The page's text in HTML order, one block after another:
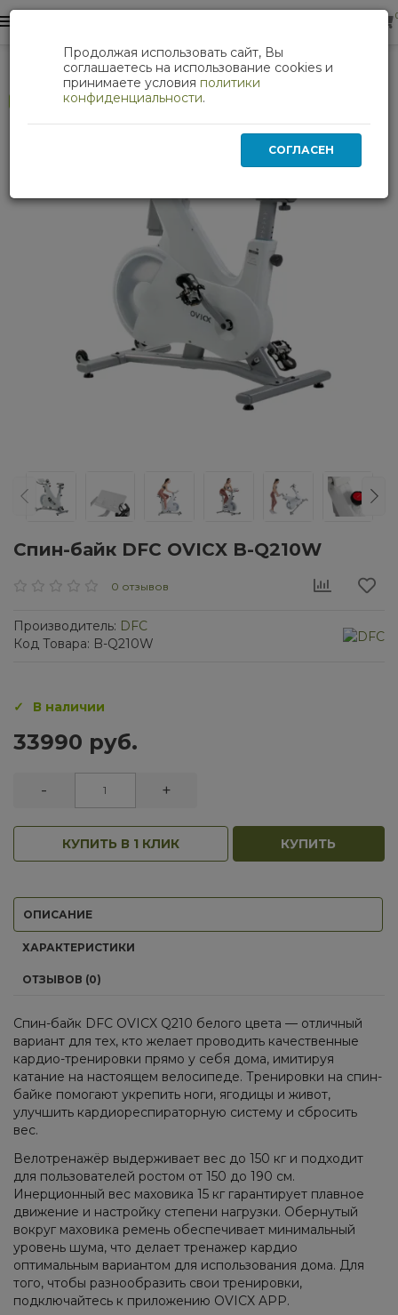
Кардиотренажеры Спин-байк DFC OVICX B-Q210W
Спин-байк DFC OVICX B-Q210W
0 отзывов
Производитель: DFC
Код Товара: B-Q210W
В наличии
33990 руб.
- +
КУПИТЬ В 1 КЛИК КУПИТЬ
ОПИСАНИЕ
ХАРАКТЕРИСТИКИ
ОТЗЫВОВ (0)
Спин-байк DFC OVICX Q210 белого цвета — отличный
вариант для тех, кто желает проводить качественные
кардио-тренировки прямо у себя дома, имитируя
катание на настоящем велосипеде. Тренировки на спин-
байке помогают укрепить ноги, ягодицы и живот,
улучшить кардиореспираторную систему и сбросить
вес.
Велотренажёр выдерживает вес до 150 кг и подходит
для пользователей ростом от 150 до 190 см.
Инерционный вес маховика 15 кг гарантирует плавное
движение и настройку степени нагрузки. Обернутый
вокруг маховика ремень обеспечивает минимальный
уровень шума, что делает тренажер кардио
оптимальным вариантом для использования дома. Для
того, чтобы разнообразить свои тренировки,
подключайтесь к приложению OVICX APP.
Продолжая использовать сайт, Вы
соглашаетесь на использование cookies и
принимаете условия политики
конфиденциальности.
СОГЛАСЕН